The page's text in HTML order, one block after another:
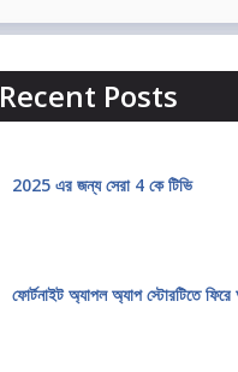
Recent Posts
2025 এর জন্য সেরা 4 কে টিভি
ফোর্টনাইট অ্যাপল অ্যাপ স্টোরটিতে